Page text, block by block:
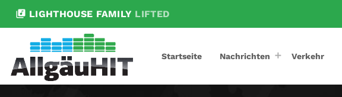
library_music LIGHTHOUSE FAMILY LIFTED
Startseite Nachrichten Verkehr